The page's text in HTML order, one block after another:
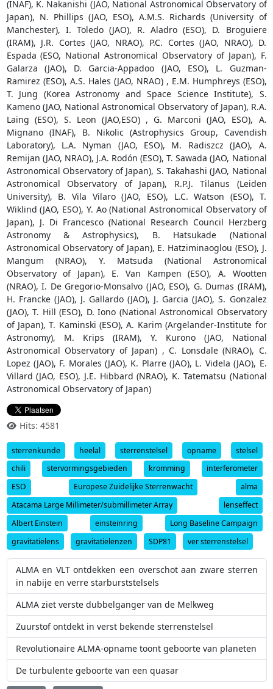
(INAF), K. Nakanishi (JAO, National Astronomical Observatory of
Japan), N. Phillips (JAO, ESO), A.M.S. Richards (University of
Manchester), I. Toledo (JAO), R. Aladro (ESO), D. Broguiere
(IRAM), J.R. Cortes (JAO, NRAO), P.C. Cortes (JAO, NRAO), D.
Espada (ESO, National Astronomical Observatory of Japan), F.
Galarza (JAO), D. Garcia-Appadoo (JAO, ESO), L. Guzman-
Ramirez (ESO), A.S. Hales (JAO, NRAO) , E.M. Humphreys (ESO),
T. Jung (Korea Astronomy and Space Science Institute), S.
Kameno (JAO, National Astronomical Observatory of Japan), R.A.
Laing (ESO), S. Leon (JAO,ESO) , G. Marconi (JAO, ESO), A.
Mignano (INAF), B. Nikolic (Astrophysics Group, Cavendish
Laboratory), L.A. Nyman (JAO, ESO), M. Radiszcz (JAO), A.
Remijan (JAO, NRAO), J.A. Rodón (ESO), T. Sawada (JAO, National
Astronomical Observatory of Japan), S. Takahashi (JAO, National
Astronomical Observatory of Japan), R.P.J. Tilanus (Leiden
University), B. Vila Vilaro (JAO, ESO), L.C. Watson (ESO), T.
Wiklind (JAO, ESO), Y. Ao (National Astronomical Observatory of
Japan), J. Di Francesco (National Research Council Herzberg
Astronomy & Astrophysics), B. Hatsukade (National
Astronomical Observatory of Japan), E. Hatziminaoglou (ESO), J.
Mangum (NRAO), Y. Matsuda (National Astronomical
Observatory of Japan), E. Van Kampen (ESO), A. Wootten
(NRAO), I. De Gregorio-Monsalvo (JAO, ESO), G. Dumas (IRAM),
H. Francke (JAO), J. Gallardo (JAO), J. Garcia (JAO), S. Gonzalez
(JAO), T. Hill (ESO), D. Iono (National Astronomical Observatory
of Japan), T. Kaminski (ESO), A. Karim (Argelander-Institute for
Astronomy), M. Krips (IRAM), Y. Kurono (JAO, National
Astronomical Observatory of Japan) , C. Lonsdale (NRAO), C.
Lopez (JAO), F. Morales (JAO), K. Plarre (JAO), L. Videla (JAO), E.
Villard (JAO, ESO), J.E. Hibbard (NRAO), K. Tatematsu (National
Astronomical Observatory of Japan)
Hits: 4581
sterrenkunde heelal sterrenstelsel opname
stelsel
chili
stervormingsgebieden kromming
interferometer
ESO
Europese Zuidelijke Sterrenwacht
alma
Atacama Large Millimeter/submillimeter Array
lenseffect
Albert Einstein
einsteinring
Long Baseline Campaign
gravitatielens
gravitatielenzen SDP81 ver sterrenstelsel
ALMA en VLT ontdekken een overschot aan zware sterren
in nabije en verre starburststelsels
ALMA ziet verste dubbelganger van de Melkweg
Zuurstof ontdekt in verst bekende sterrenstelsel
Revolutionaire ALMA-opname toont geboorte van planeten
De turbulente geboorte van een quasar